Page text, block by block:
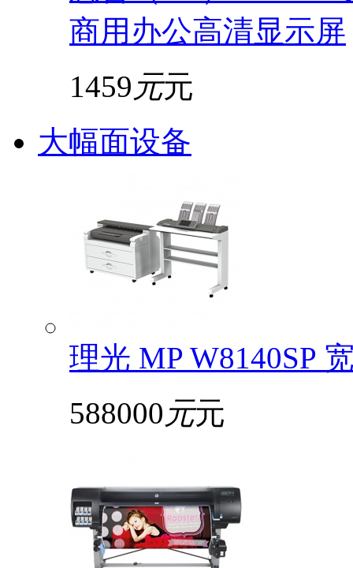
商用办公高清显示屏
1459 元元
大幅面设备
理光 MP W8140SP
588000 元元